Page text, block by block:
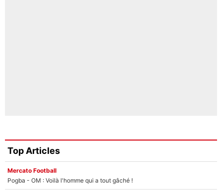
Top Articles
Mercato Football
Pogba - OM : Voilà l'homme qui a tout gâché !